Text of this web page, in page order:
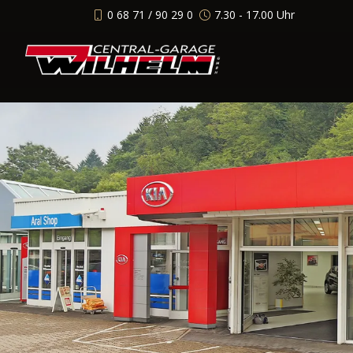
0 68 71 / 90 29 0 7.30 - 17.00 Uhr